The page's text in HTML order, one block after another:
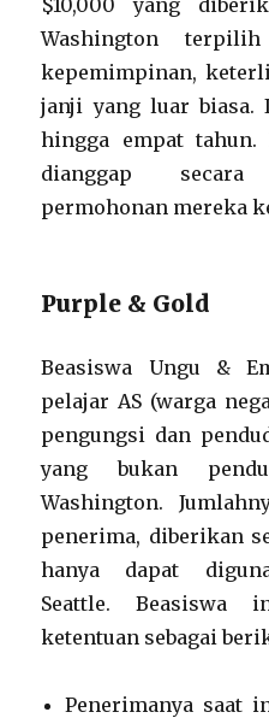
Washington
kepemimpinan,
janji yang luar biasa.
hingga empat tahun.
dianggap
permohonan mereka
Purple & Gold
Beasiswa Ungu &
pelajar AS (warga
pengungsi dan
yang bukan
Washington.
penerima, diberikan
hanya dapat
Seattle. Beasiswa
ketentuan sebagai
Penerimanya saat